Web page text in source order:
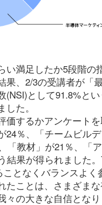
い満足したか5段階の
果、2/3の受講者が「
(NSI)として91.8%と
た。
価するかアンケート
24％、「チームビル
「教材」が21％、「
結果が得られました
となくバランスよく
たことは、さまざま
々の大きな自信とな